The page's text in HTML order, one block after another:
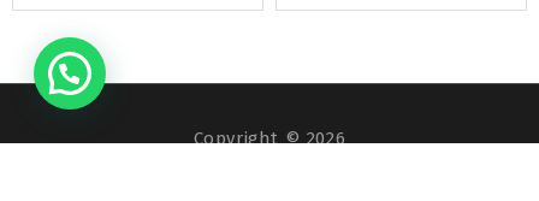
Copyright © 2026